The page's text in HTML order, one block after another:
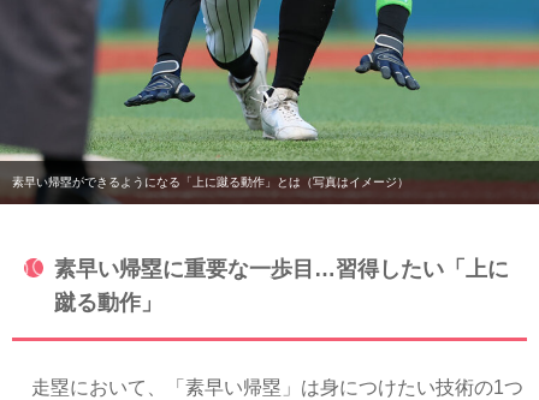
素早い帰塁ができるようになる「上に蹴る動作」とは（写真はイメージ）
素早い帰塁に重要な一歩目…習得したい「上に
蹴る動作」
走塁において、「素早い帰塁」は身につけたい技術の1つ